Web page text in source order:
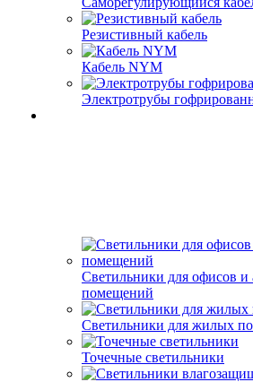
Резистивный кабель
Кабель NYM
Электротрубы
Светильники для офисов
помещений
Светильники для жилых
Точечные светильники